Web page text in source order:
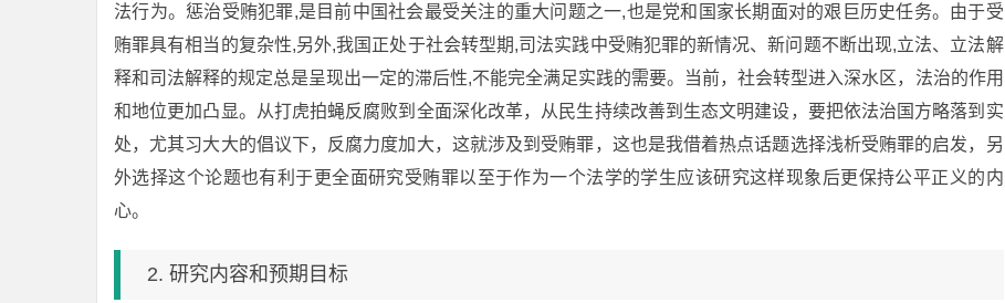
法行为。惩治受贿犯罪,是目前中国社会最受关注的重大问题之一,也是党和国家长期面对的艰巨历史任务。由于受
贿罪具有相当的复杂性,另外,我国正处于社会转型期,司法实践中受贿犯罪的新情况、新问题不断出现,立法、立法解
释和司法解释的规定总是呈现出一定的滞后性,不能完全满足实践的需要。当前，社会转型进入深水区，法治的作用
和地位更加凸显。从打虎拍蝇反腐败到全面深化改革，从民生持续改善到生态文明建设，要把依法治国方略落到实
处，尤其习大大的倡议下，反腐力度加大，这就涉及到受贿罪，这也是我借着热点话题选择浅析受贿罪的启发，另
外选择这个论题也有利于更全面研究受贿罪以至于作为一个法学的学生应该研究这样现象后更保持公平正义的内
心。
2. 研究内容和预期目标